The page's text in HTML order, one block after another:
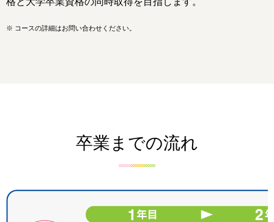
※ コースの詳細はお問い合わせください。
卒業までの流れ